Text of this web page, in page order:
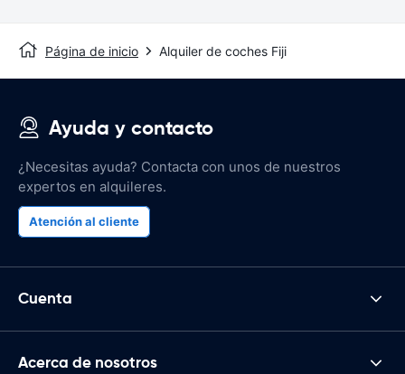
Página de inicio Alquiler de coches Fiji
Ayuda y contacto
¿Necesitas ayuda? Contacta con unos de nuestros
expertos en alquileres.
Atención al cliente
Cuenta
Acerca de nosotros